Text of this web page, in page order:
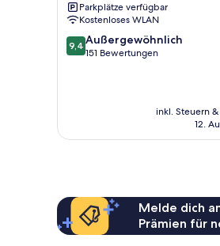
Television
Rappenau
Parkplätze verfügbar
Kostenloses WLAN
9.4
von
9,4 Außergewöhnlich
151 Bewertungen
inkl. Steuern
12.
Melde dich
Prämien für